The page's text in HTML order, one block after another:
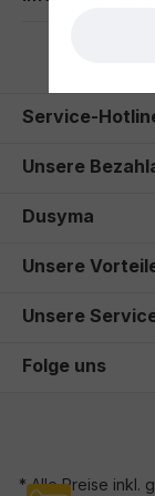
Service-
Unsere
Dusyma
Unsere
Unsere
Folge uns
* Alle Preise inkl.